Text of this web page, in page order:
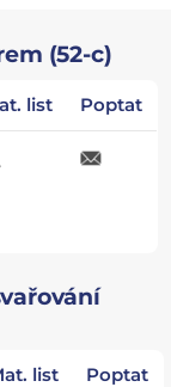
(52-c)
list Poptat
list Poptat